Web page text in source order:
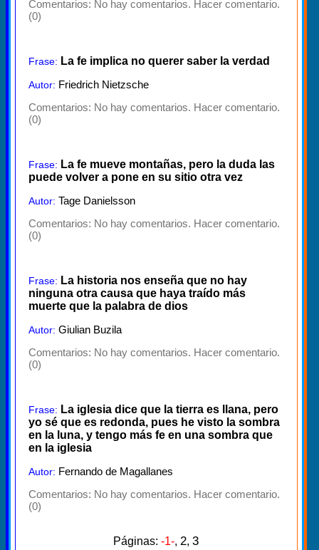
Comentarios: No hay comentarios. Hacer comentario.
(0)
Frase: La fe implica no querer saber la verdad
Autor: Friedrich Nietzsche
Comentarios: No hay comentarios. Hacer comentario.
(0)
Frase: La fe mueve montañas, pero la duda las
puede volver a pone en su sitio otra vez
Autor: Tage Danielsson
Comentarios: No hay comentarios. Hacer comentario.
(0)
Frase: La historia nos enseña que no hay
ninguna otra causa que haya traído más
muerte que la palabra de dios
Autor: Giulian Buzila
Comentarios: No hay comentarios. Hacer comentario.
(0)
Frase: La iglesia dice que la tierra es llana, pero
yo sé que es redonda, pues he visto la sombra
en la luna, y tengo más fe en una sombra que
en la iglesia
Autor: Fernando de Magallanes
Comentarios: No hay comentarios. Hacer comentario.
(0)
Páginas: -1-, 2, 3